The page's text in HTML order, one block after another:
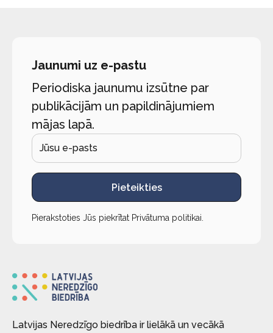
Jaunumi uz e-pastu
Periodiska jaunumu izsūtne par
publikācijām un papildinājumiem
mājas lapā.
Pieteikties
Pierakstoties Jūs piekrītat Privātuma politikai
Latvijas Neredzīgo biedrība ir lielākā un vecākā